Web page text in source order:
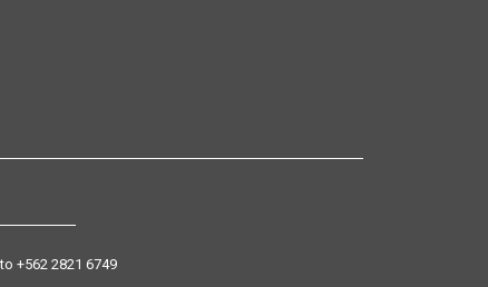
+562 2821 6749